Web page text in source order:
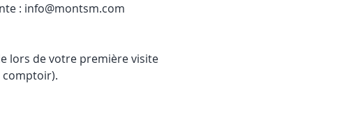
: info@montsm.com
lors de votre première visite
comptoir).